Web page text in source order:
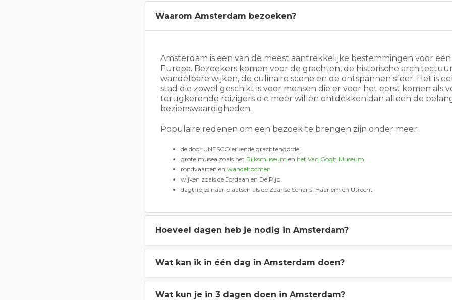
Waarom Amsterdam bezoeken?
Amsterdam is een van de meest aantrekkelijke bestemmingen voor
Europa. Bezoekers komen voor de grachten, de historische
wandelbare wijken, de culinaire scene en de ontspannen sfeer. Het is
stad die zowel geschikt is voor mensen die er voor het eerst komen als
terugkerende reizigers die meer willen ontdekken dan alleen de
bezienswaardigheden.
Populaire redenen om een bezoek te brengen zijn onder meer:
de door UNESCO erkende grachtengordel
grote musea zoals het Rijksmuseum en het Van Gogh Museum
rondvaarten en wandeltochten
wijken zoals de Jordaan en De Pijp
dagtripjes naar plaatsen als de Zaanse Schans, Haarlem en Utrecht
Hoeveel dagen heb je nodig in Amsterdam?
Wat kan ik in één dag in Amsterdam doen?
Wat kun je in 3 dagen doen in Amsterdam?